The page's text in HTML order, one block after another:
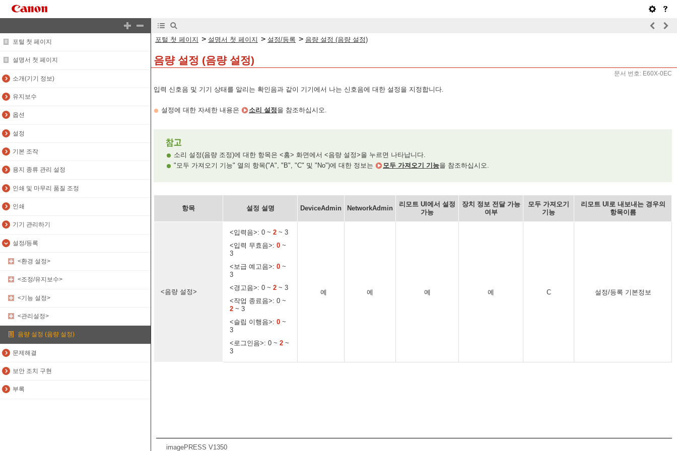
포털 첫 페이지
설명서 첫 페이지
소개(기기 정보)
유지보수
옵션
설정
기본 조작
용지 종류 관리 설정
인쇄 및 마무리 품질 조정
인쇄
기기 관리하기
설정/등록
<환경 설정>
<조정/유지보수>
<기능 설정>
<관리설정>
음량 설정 (음량 설정)
문제해결
보안 조치 구현
부록
포털 첫 페이지 > 설명서 첫 페이지 > 설정/등록 > 음량 설정 (음량 설정)
음량 설정 (음량 설정)
문서 번호: E60X-0EC
입력 신호음 및 기기 상태를 알리는 확인음과 같이 기기에서 나는 신호음에 대한 설정을 지정합니다.
설정에 대한 자세한 내용은 소리 설정을 참조하십시오.
소리 설정(음량 조정)에 대한 항목은 <홈> 화면에서 <음량 설정>을 누르면 나타납니다.
"모두 가져오기 기능" 열의 항목("A", "B", "C" 및 "No")에 대한 정보는
모두 가져오기 기능을 참조하십시오.
항목 설정 설명 DeviceAdmin NetworkAdmin
리모트 UI에서 설정
가능
장치 정보 전달 가능
여부
모두 가져오기
기능
리모트 UI로 내보내는 경우의
항목이름
<음량 설정>
<입력음>: 0 ~ 2 ~ 3
<입력 무효음>: 0 ~
3
<보급 예고음>: 0 ~
3
<경고음>: 0 ~ 2 ~ 3
<작업 종료음>: 0 ~
2 ~ 3
<슬립 이행음>: 0 ~
3
<로그인음>: 0 ~ 2 ~
3
예 예 예 예 C 설정/등록 기본정보
imagePRESS V1350